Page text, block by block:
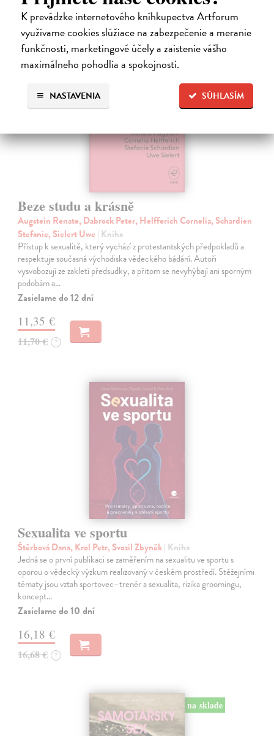
K prevádzke internetového kníhkupectva Artforum
využívame cookies slúžiace na zabezpečenie a meranie
funkčnosti, marketingové účely a zaistenie vášho
maximálneho pohodlia a spokojnosti.
SÚHLASÍM
NASTAVENIA
21,10 € ?
Beze studu a krásně
Augstein Renate, Dabrock Peter, Helfferich Cornelia, Schardien
Stefanie, Sielert Uwe | Kniha
Přístup k sexualitě, který vychází z protestantských předpokladů a
respektuje současná východiska vědeckého bádání. Autoři
vysvobozují ze zakletí předsudky, a přitom se nevyhýbají ani sporným
podobám a…
Zasielame do 12 dní
11,35 €
11,70 € ?
Sexualita ve sportu
Štěrbová Dana, Krol Petr, Svozil Zbyněk| Kniha
Jedná se o první publikaci se zaměřením na sexualitu ve sportu s
oporou o vědecký výzkum realizovaný v českém prostředí. Stěžejními
tématy jsou vztah sportovec–trenér a sexualita, rizika groomingu,
koncept…
Zasielame do 10 dní
16,18 €
16,68 € ?
na sklade